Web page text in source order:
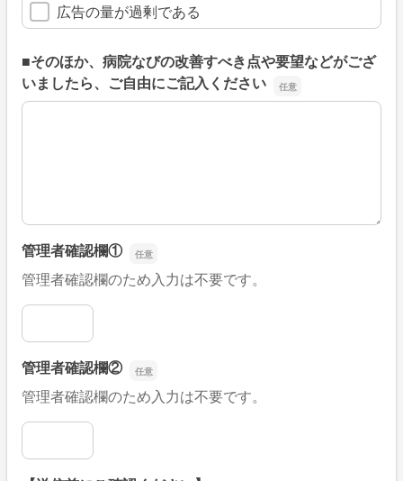
広告の量が過剰である
■そのほか、病院なびの改善すべき点や要望などがござ
いましたら、ご自由にご記入ください
■そのほか、病院なびの改善すべき点や要望などがござい
管理者確認欄①
管理者確認欄のため入力は不要です。
管理者確認欄①
管理者確認欄②
管理者確認欄のため入力は不要です。
管理者確認欄②